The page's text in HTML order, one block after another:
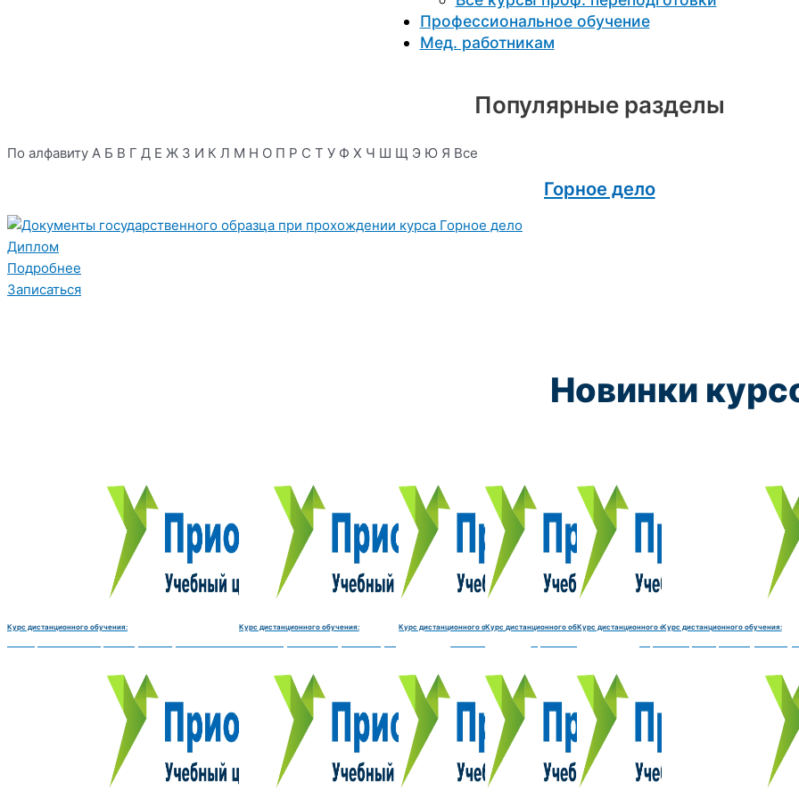
Профессиональное обучение
Мед. работникам
Популярные разделы
По алфавиту А Б В Г Д Е Ж З И К Л М Н О П Р С Т У Ф Х Ч Ш Щ Э Ю Я Все
Горное дело
Диплом
Подробнее
Записаться
Новинки
Курс дистанционного обучения:
Курс обучения:
Электромеханик по ремонту и обслуживанию
9800 руб.
Курс дистанционного обучения:
Курс обучения:
Чистильщик металла, отливок, изделий и
9800 руб.
Курс дистанционного обучения:
Штамповщик-180 часов
9800 руб.
Курс дистанционного обучения:
Курс
Курс дистанционного обучения:Курс дистанционного обучения: